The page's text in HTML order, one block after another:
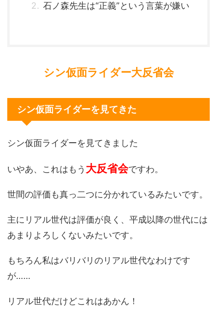
石ノ森先生は“正義”という言葉が嫌い
シン仮面ライダー大反省会
シン仮面ライダーを見てきた
シン仮面ライダーを見てきました
いやあ、これはもう 大反省会ですわ。
世間の評価も真っ二つに分かれているみたいです。
主にリアル世代は評価が良く、平成以降の世代には
あまりよろしくないみたいです。
もちろん私はバリバリのリアル世代なわけです
が……
リアル世代だけどこれはあかん！